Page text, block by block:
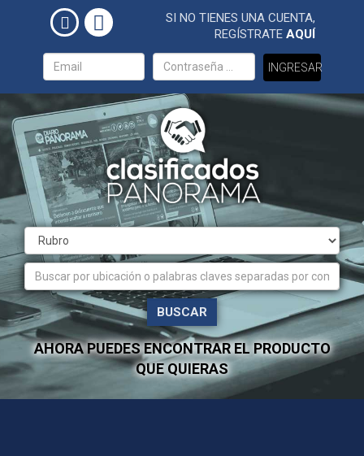
SI NO TIENES UNA CUENTA,
REGÍSTRATE AQUÍ
INGRESAR
BUSCAR
AHORA PUEDES ENCONTRAR EL PRODUCTO
QUE QUIERAS